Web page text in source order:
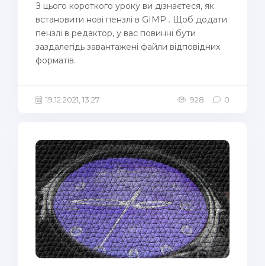
З цього короткого уроку ви дізнаєтеся, як
встановити нові пензлі в GIMP . Щоб додати
пензлі в редактор, у вас повинні бути
заздалегідь завантажені файли відповідних
форматів.
19.12.2021, 13:27 928 0